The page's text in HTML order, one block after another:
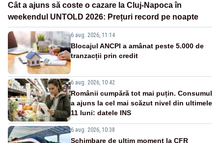
Cât a ajuns să coste o cazare la Cluj-Napoca în
weekendul UNTOLD 2026: Prețuri record pe noapte
6 aug. 2026, 11:14
Blocajul ANCPI a amânat peste 5.000 de
tranzacții prin credit
6 aug. 2026, 10:42
Românii cumpără tot mai puțin. Consumul
a ajuns la cel mai scăzut nivel din ultimele
11 luni: datele INS
6 aug. 2026, 10:38
Schimbare de ultim moment la CFR